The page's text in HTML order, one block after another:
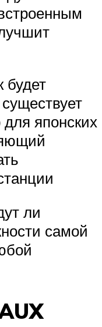
будет
японских
ли
самой